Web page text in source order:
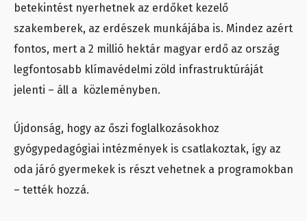
betekintést nyerhetnek az erdőket kezelő
szakemberek, az erdészek munkájába is. Mindez azért
fontos, mert a 2 millió hektár magyar erdő az ország
legfontosabb klímavédelmi zöld infrastruktúráját
jelenti – áll a közleményben.
Újdonság, hogy az őszi foglalkozásokhoz
gyógypedagógiai intézmények is csatlakoztak, így az
oda járó gyermekek is részt vehetnek a programokban
– tették hozzá.